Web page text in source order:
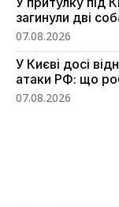
загинули дві
07.08.2026
У Києві досі
атаки РФ: що
07.08.2026